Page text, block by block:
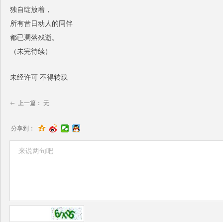
独自绽放着，
所有昔日动人的同伴
都已凋落残逝。
（未完待续）
未经许可 不得转载
ꂃ 上一篇： 无
分享到：